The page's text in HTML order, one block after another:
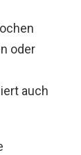
oder
auch